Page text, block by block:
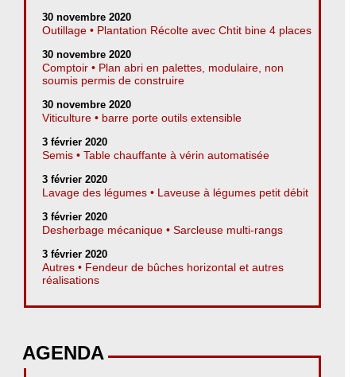
30 novembre 2020
Outillage • Plantation Récolte avec Chtit bine 4 places
30 novembre 2020
Comptoir • Plan abri en palettes, modulaire, non
soumis permis de construire
30 novembre 2020
Viticulture • barre porte outils extensible
3 février 2020
Semis • Table chauffante à vérin automatisée
3 février 2020
Lavage des légumes • Laveuse à légumes petit débit
3 février 2020
Desherbage mécanique • Sarcleuse multi-rangs
3 février 2020
Autres • Fendeur de bûches horizontal et autres
réalisations
AGENDA